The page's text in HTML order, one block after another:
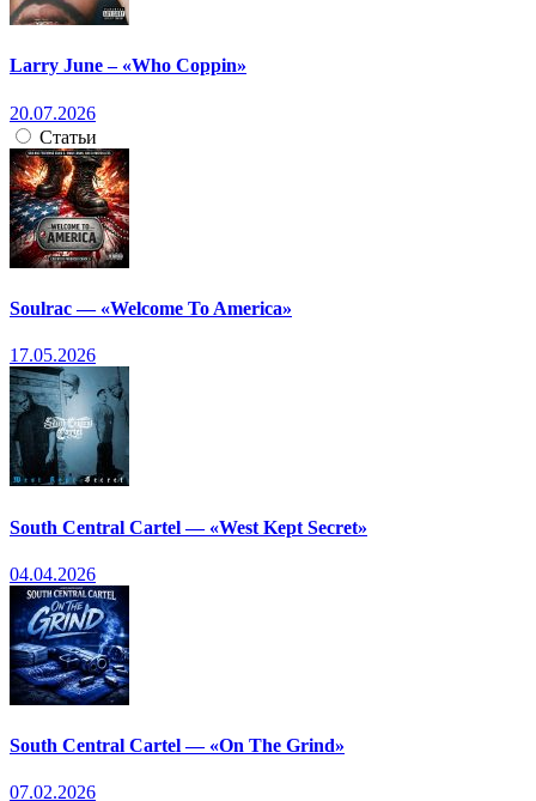
Larry June – «Who Coppin»
20.07.2026
Статьи
Soulrac — «Welcome To America»
17.05.2026
South Central Cartel — «West Kept Secret»
04.04.2026
South Central Cartel — «On The Grind»
07.02.2026